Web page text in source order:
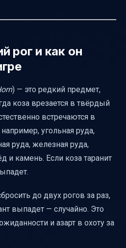
по козьим рогам
рог и как он
) — это редкий предмет,
коза врезается в твёрдый
встречаются в
угольная руда,
руда, железная руда,
и камень. Если коза таранит
до двух рогов за раз,
выпадет — случайно. Это
и азарт в охоту за